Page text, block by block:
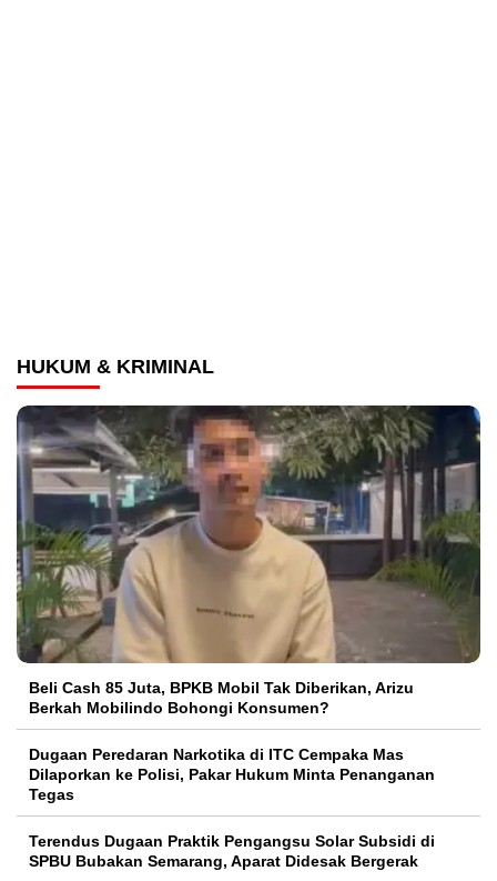
HUKUM & KRIMINAL
‎Beli Cash 85 Juta, BPKB Mobil Tak Diberikan, Arizu
Berkah Mobilindo Bohongi Konsumen?
Dugaan Peredaran Narkotika di ITC Cempaka Mas
Dilaporkan ke Polisi, Pakar Hukum Minta Penanganan
Tegas
Terendus Dugaan Praktik Pengangsu Solar Subsidi di
SPBU Bubakan Semarang, Aparat Didesak Bergerak